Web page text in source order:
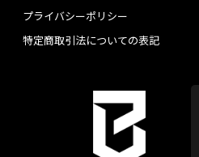
プライバシーポリシー
特定商取引法についての表記